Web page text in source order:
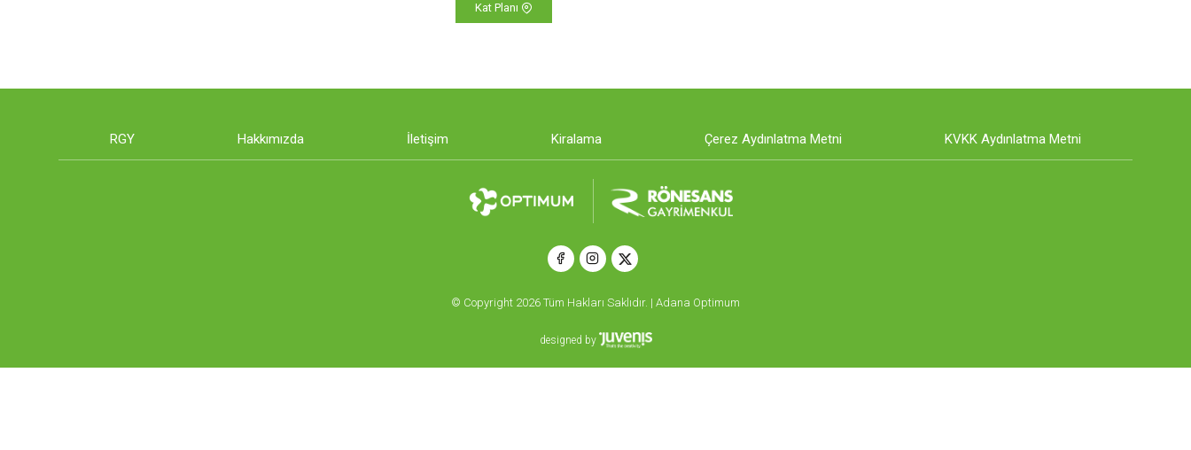
Kat Planı
RGY Hakkımızda İletişim Kiralama Çerez Aydınlatma Metni KVKK Aydınlatma Metni
© Copyright 2026 Tüm Hakları Saklıdır. | Adana Optimum
designed by